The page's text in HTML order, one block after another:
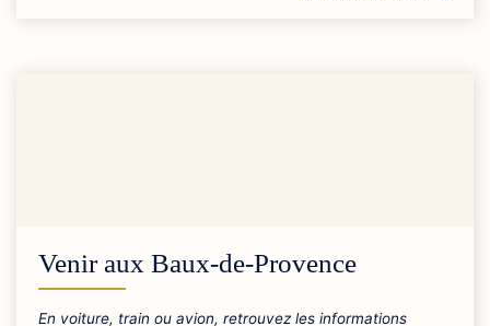
Venir aux Baux-de-Provence
En voiture, train ou avion, retrouvez les informations